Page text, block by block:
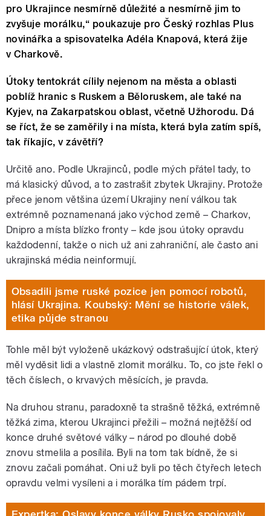
pro Ukrajince nesmírně důležité a nesmírně jim to
zvyšuje morálku,“ poukazuje pro Český rozhlas Plus
novinářka a spisovatelka Adéla Knapová, která žije
v Charkově.
Útoky tentokrát cílily nejenom na města a oblasti
poblíž hranic s Ruskem a Běloruskem, ale také na
Kyjev, na Zakarpatskou oblast, včetně Užhorodu. Dá
se říct, že se zaměřily i na místa, která byla zatím spíš,
tak říkajíc, v závětří?
Určitě ano. Podle Ukrajinců, podle mých přátel tady, to
má klasický důvod, a to zastrašit zbytek Ukrajiny. Protože
přece jenom většina území Ukrajiny není válkou tak
extrémně poznamenaná jako východ země – Charkov,
Dnipro a místa blízko fronty – kde jsou útoky opravdu
každodenní, takže o nich už ani zahraniční, ale často ani
ukrajinská média neinformují.
Obsadili jsme ruské pozice jen pomocí robotů,
hlásí Ukrajina. Koubský: Mění se historie válek,
etika půjde stranou
Tohle měl být vyloženě ukázkový odstrašující útok, který
měl vyděsit lidi a vlastně zlomit morálku. To, co jste řekl o
těch číslech, o krvavých měsících, je pravda.
Na druhou stranu, paradoxně ta strašně těžká, extrémně
těžká zima, kterou Ukrajinci přežili – možná nejtěžší od
konce druhé světové války – národ po dlouhé době
znovu stmelila a posílila. Byli na tom tak bídně, že si
znovu začali pomáhat. Oni už byli po těch čtyřech letech
opravdu velmi vysíleni a i morálka tím pádem trpí.